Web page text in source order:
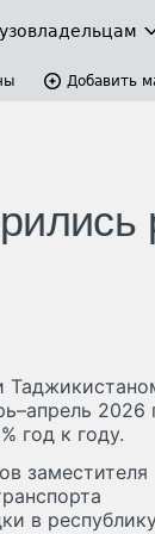
Добавить
2026
год к году.
заместителя
в